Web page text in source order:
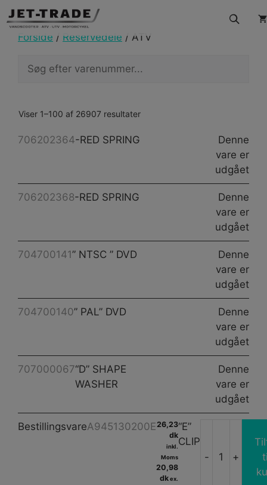
Hop
til
indholdForside / Reservedele / ATV
Viser 1–100 af 26907 resultater
Denne
vare er
udgået
706202364-RED SPRING
Denne
vare er
udgået
706202368-RED SPRING
Denne
vare er
udgået
704700141” NTSC ” DVD
Denne
vare er
udgået
704700140” PAL” DVD
Denne
vare er
udgået
707000067“D” SHAPE
WASHER
A945130200E
“E”
CLIP
26,23
dk
inkl.
Moms
20,98
dkex.
Bestillingsvare
-
CLIP
+